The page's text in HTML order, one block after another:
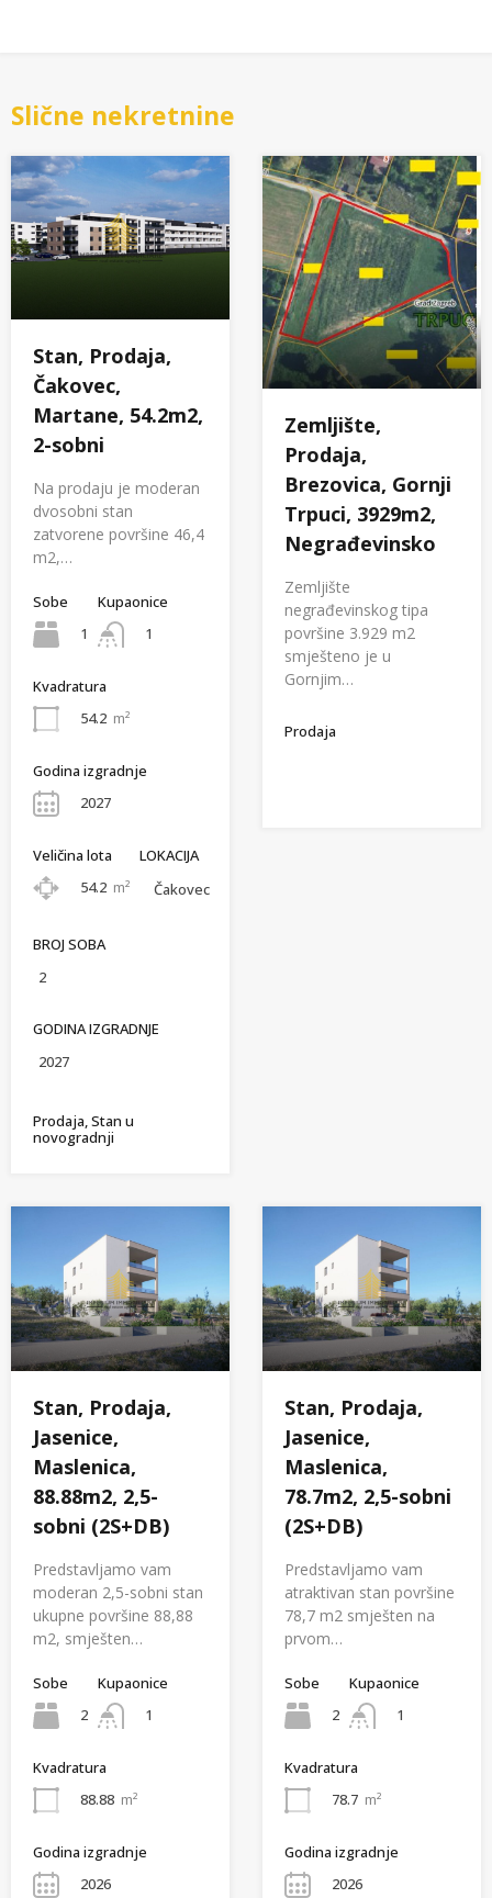
Slične nekretnine
Stan, Prodaja,
Čakovec,
Martane, 54.2m2,
2-sobni
Na prodaju je moderan
dvosobni stan
zatvorene površine 46,4
m2,…
Sobe
1
Kupaonice
1
Kvadratura
54.2 m²
Godina izgradnje
2027
Veličina lota
54.2 m²
LOKACIJA
Čakovec
BROJ SOBA
2
GODINA IZGRADNJE
2027
Prodaja, Stan u
novogradnji
Zemljište,
Prodaja,
Brezovica, Gornji
Trpuci, 3929m2,
Negrađevinsko
Zemljište
negrađevinskog tipa
površine 3.929 m2
smješteno je u
Gornjim…
Prodaja
Stan, Prodaja,
Jasenice,
Maslenica,
88.88m2, 2,5-
sobni (2S+DB)
Predstavljamo vam
moderan 2,5-sobni stan
ukupne površine 88,88
m2, smješten…
Sobe
2
Kupaonice
1
Kvadratura
88.88 m²
Godina izgradnje
2026
Stan, Prodaja,
Jasenice,
Maslenica,
78.7m2, 2,5-sobni
(2S+DB)
Predstavljamo vam
atraktivan stan površine
78,7 m2 smješten na
prvom…
Sobe
2
Kupaonice
1
Kvadratura
78.7 m²
Godina izgradnje
2026